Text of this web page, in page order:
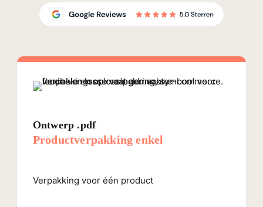
Ontwerp .pdf
Productverpakking enkel
Verpakking voor één product